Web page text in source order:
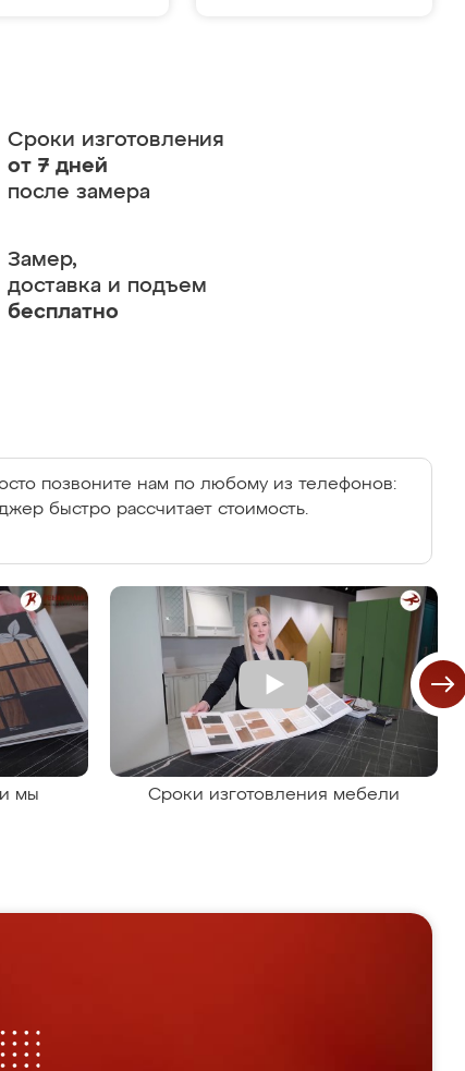
Сроки изготовления
от 7 дней
после замера
Замер,
доставка и подъем
бесплатно
позвоните нам по любому из телефонов:
быстро рассчитает стоимость.
мы
Сроки изготовления мебели